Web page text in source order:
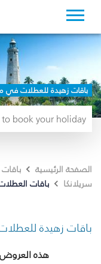
باقات زهيدة للعطلات في
الصفحة الرئيسية
سريلانكا
باقات
باقات زهيدة
هذه العروض